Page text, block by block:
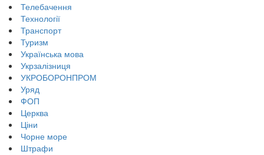
Телебачення
Технології
Транспорт
Туризм
Українська мова
Укрзалізниця
УКРОБОРОНПРОМ
Уряд
ФОП
Церква
Ціни
Чорне море
Штрафи